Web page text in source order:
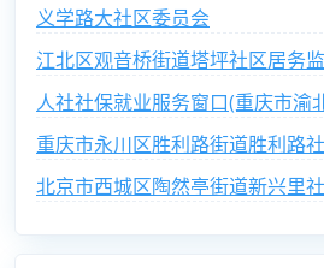
义学路大社区委员会
江北区观音桥街道塔坪社区居务
人社社保就业服务窗口(重庆市渝
重庆市永川区胜利路街道胜利路
北京市西城区陶然亭街道新兴里